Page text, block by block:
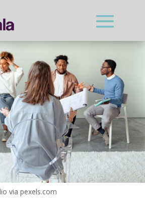
via pexels.com